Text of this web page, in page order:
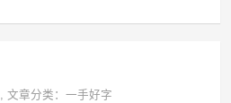
,文章分类：一手好字